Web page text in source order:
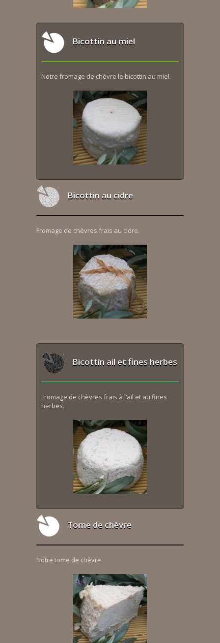
Bicottin au miel
Notre fromage de chèvre le bicottin au miel.
Bicottin au cidre
Fromage de chèvres frais au cidre.
Bicottin ail et fines herbes
Fromage de chèvres frais à l’ail et au fines
herbes.
Tome de chèvre
Notre tome de chèvre.